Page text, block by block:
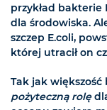
przykład bakterie
dla środowiska.
szczep E.coli,
której utracił on
Tak jak
pożyteczną rolę